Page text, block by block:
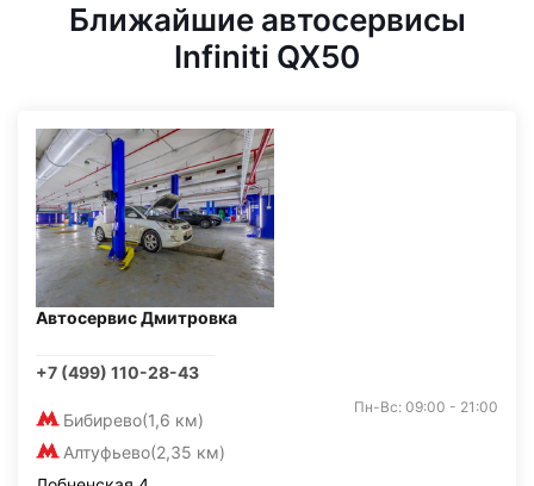
Ближайшие автосервисы
Infiniti QX50
Автосервис Дмитровка
+7 (499) 110-28-43
Бибирево(1,6 км)
Алтуфьево(2,35 км)
Пн-Вс: 09:00 - 21:00